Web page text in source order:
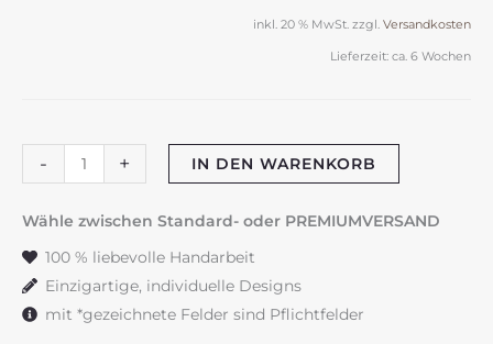
inkl. 20 % MwSt. zzgl. Versandkosten
Lieferzeit: ca. 6 Wochen
-
Hochzeitskerze
"Welle"
grün
Menge
+ IN DEN WARENKORB
Wähle zwischen Standard- oder PREMIUMVERSAND
100 % liebevolle Handarbeit
Einzigartige, individuelle Designs
mit *gezeichnete Felder sind Pflichtfelder